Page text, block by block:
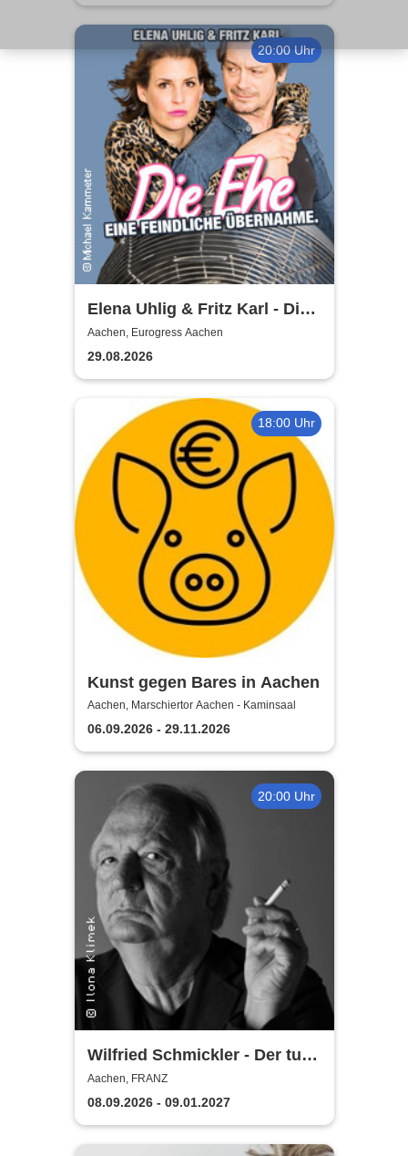
20:00 Uhr
Elena Uhlig & Fritz Karl - Die
Ehe - eine feindliche
Übernahme
Aachen, Eurogress Aachen
29.08.2026
18:00 Uhr
Kunst gegen Bares in Aachen
Aachen, Marschiertor Aachen - Kaminsaal
06.09.2026 - 29.11.2026
20:00 Uhr
Wilfried Schmickler - Der tut's
noch
Aachen, FRANZ
08.09.2026 - 09.01.2027